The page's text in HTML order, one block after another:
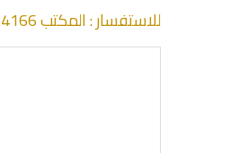
للاستفسار : المكتب 22624166 نقال 55013020 -الكويت